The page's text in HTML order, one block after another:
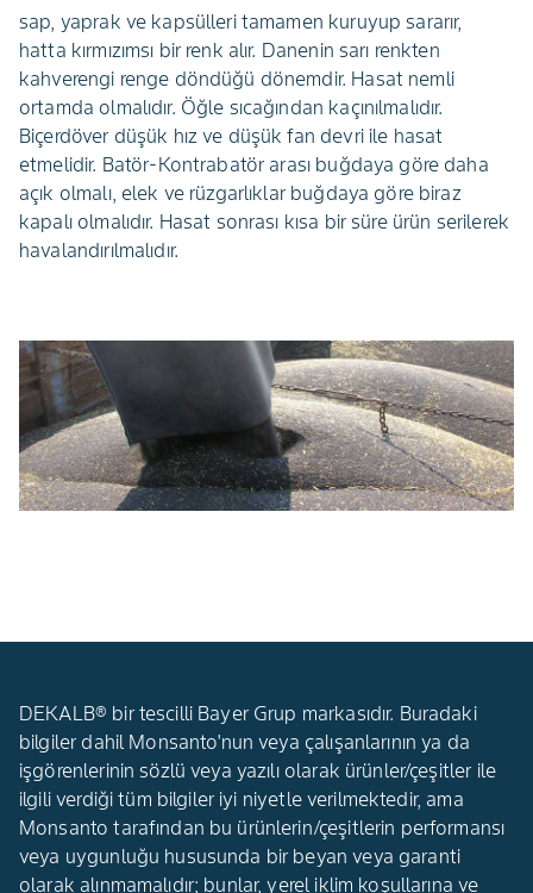
sap, yaprak ve kapsülleri tamamen kuruyup sararır,
hatta kırmızımsı bir renk alır. Danenin sarı renkten
kahverengi renge döndüğü dönemdir. Hasat nemli
ortamda olmalıdır. Öğle sıcağından kaçınılmalıdır.
Biçerdöver düşük hız ve düşük fan devri ile hasat
etmelidir. Batör-Kontrabatör arası buğdaya göre daha
açık olmalı, elek ve rüzgarlıklar buğdaya göre biraz
kapalı olmalıdır. Hasat sonrası kısa bir süre ürün serilerek
havalandırılmalıdır.
DEKALB® bir tescilli Bayer Grup markasıdır. Buradaki
bilgiler dahil Monsanto'nun veya çalışanlarının ya da
işgörenlerinin sözlü veya yazılı olarak ürünler/çeşitler ile
ilgili verdiği tüm bilgiler iyi niyetle verilmektedir, ama
Monsanto tarafından bu ürünlerin/çeşitlerin performansı
veya uygunluğu hususunda bir beyan veya garanti
olarak alınmamalıdır; bunlar, yerel iklim koşullarına ve